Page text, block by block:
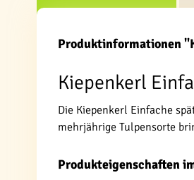
Produktinformationen
Kiepenkerl
Die Kiepenkerl Einfache
mehrjährige Tulpensorte
Produkteigenschaften